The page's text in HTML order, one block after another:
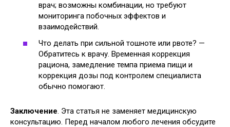
врач; возможны комбинации, но требуют
мониторинга побочных эффектов и
взаимодействий.
Что делать при сильной тошноте или рвоте? —
Обратитесь к врачу. Временная коррекция
рациона, замедление темпа приема пищи и
коррекция дозы под контролем специалиста
обычно помогают.
Заключение. Эта статья не заменяет медицинскую
консультацию. Перед началом любого лечения обсудите